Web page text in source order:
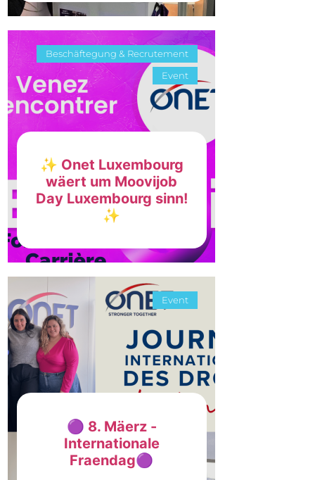
Beschäftegung & Recrutement
Event
✨ Onet Luxembourg
wäert um Moovijob
Day Luxembourg sinn!
✨
Event
🟣 8. Mäerz -
Internationale
Fraendag🟣